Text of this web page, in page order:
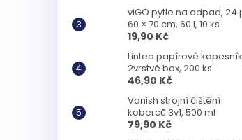
viGO pytle na odpad, 24
60 × 70 cm, 60 l, 10 ks
19,90 Kč
Linteo papírové
2vrstvé box, 200 ks
46,90 Kč
Vanish strojní čištění
koberců 3v1, 500 ml
79,90 Kč